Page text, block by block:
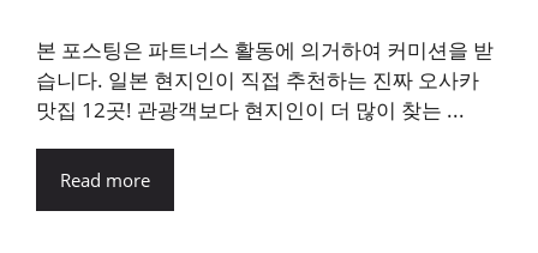
본 포스팅은 파트너스 활동에 의거하여 커미션을 받
습니다. 일본 현지인이 직접 추천하는 진짜 오사카
맛집 12곳! 관광객보다 현지인이 더 많이 찾는 ...
Read more